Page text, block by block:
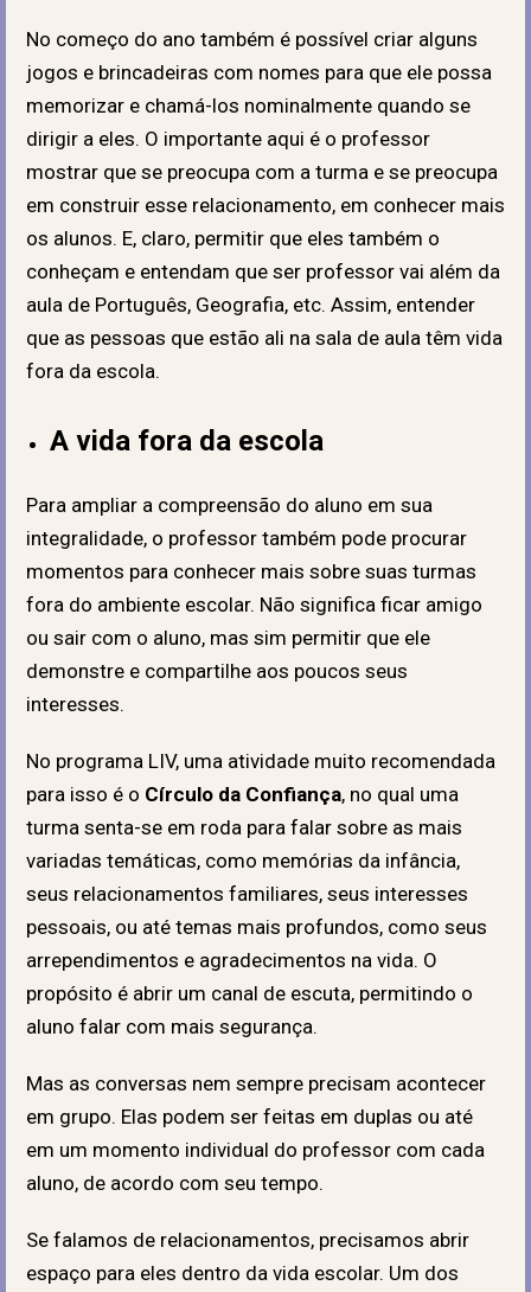
No começo do ano também é possível criar alguns
jogos e brincadeiras com nomes para que ele possa
memorizar e chamá-los nominalmente quando se
dirigir a eles. O importante aqui é o professor
mostrar que se preocupa com a turma e se preocupa
em construir esse relacionamento, em conhecer mais
os alunos. E, claro, permitir que eles também o
conheçam e entendam que ser professor vai além da
aula de Português, Geografia, etc. Assim, entender
que as pessoas que estão ali na sala de aula têm vida
fora da escola.
A vida fora da escola
Para ampliar a compreensão do aluno em sua
integralidade, o professor também pode procurar
momentos para conhecer mais sobre suas turmas
fora do ambiente escolar. Não significa ficar amigo
ou sair com o aluno, mas sim permitir que ele
demonstre e compartilhe aos poucos seus
interesses.
No programa LIV, uma atividade muito recomendada
para isso é o Círculo da Confiança, no qual uma
turma senta-se em roda para falar sobre as mais
variadas temáticas, como memórias da infância,
seus relacionamentos familiares, seus interesses
pessoais, ou até temas mais profundos, como seus
arrependimentos e agradecimentos na vida. O
propósito é abrir um canal de escuta, permitindo o
aluno falar com mais segurança.
Mas as conversas nem sempre precisam acontecer
em grupo. Elas podem ser feitas em duplas ou até
em um momento individual do professor com cada
aluno, de acordo com seu tempo.
Se falamos de relacionamentos, precisamos abrir
espaço para eles dentro da vida escolar. Um dos